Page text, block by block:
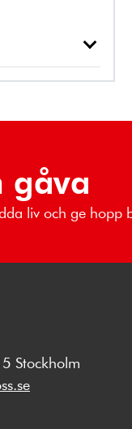
gåva
liv och ge hopp
Stockholm